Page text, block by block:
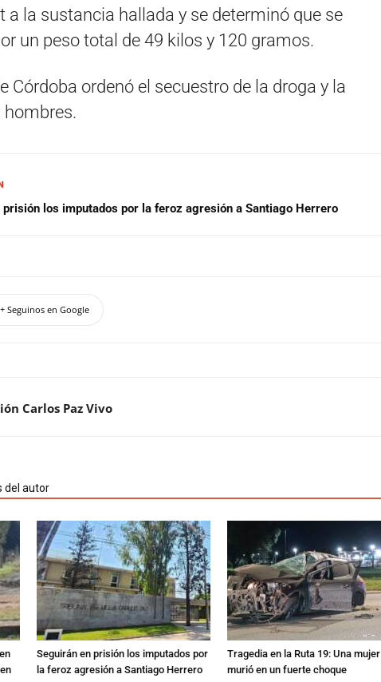
a la sustancia hallada y se determinó que se
un peso total de 49 kilos y 120 gramos.
Córdoba ordenó el secuestro de la droga y la
hombres.
prisión los imputados por la feroz agresión a Santiago Herrero
+ Seguinos en Google
Carlos Paz Vivo
del autor
Seguirán en prisión los imputados por
la feroz agresión a Santiago Herrero
Tragedia en la Ruta 19: Una mujer
murió en un fuerte choque